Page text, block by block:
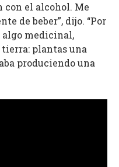
con el alcohol. Me
de beber”, dijo. “Por
algo medicinal,
tierra: plantas una
produciendo una